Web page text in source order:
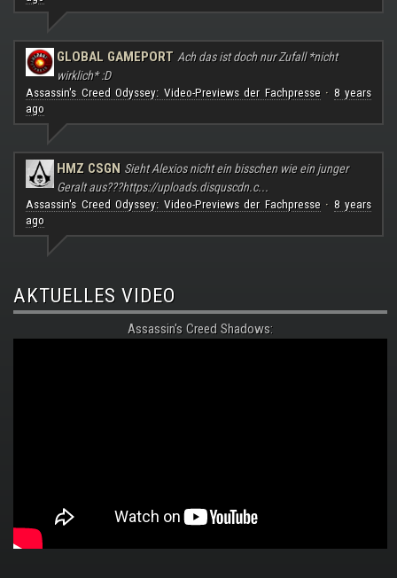
GLOBAL GAMEPORT Ach das ist doch nur Zufall *nicht
wirklich* :D
Assassin's Creed Odyssey: Video-Previews der Fachpresse· 8 years
ago
HMZ CSGN Sieht Alexios nicht ein bisschen wie ein junger
Geralt aus???https://uploads.disquscdn.c...
Assassin's Creed Odyssey: Video-Previews der Fachpresse· 8 years
ago
AKTUELLES VIDEO
Assassin's Creed Shadows: